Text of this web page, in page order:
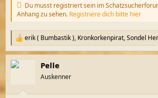
Du musst registriert sein im
Anhang zu sehen. Registriere dich bitte hier
R
e
a
k
erik ( Bumbastik ), Kronkorkenpirat,Sondel
Pelle
Auskenner